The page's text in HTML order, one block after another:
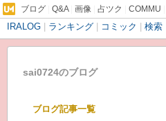
ブログ Q&A| 画像 占ツク COMMU
IRALOG ランキング コミック 検索
sai0724のブログ
ブログ記事一覧